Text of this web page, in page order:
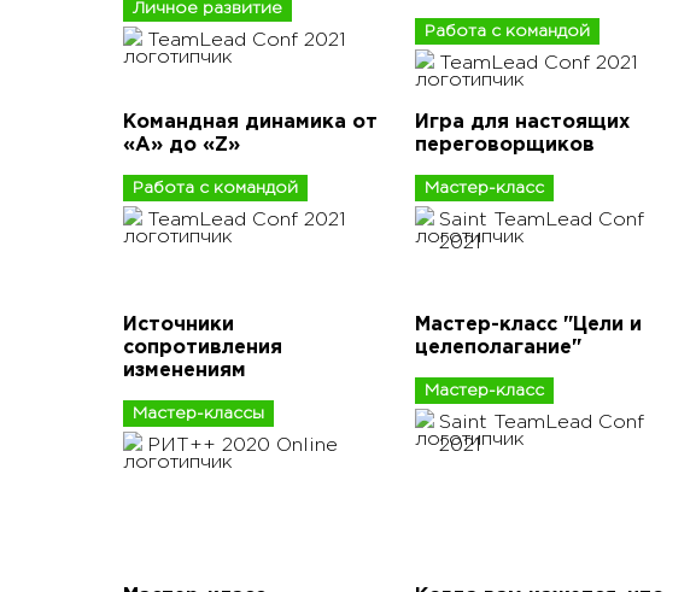
Личное развитие
TeamLead Conf 2021 Работа с командой
TeamLead Conf 2021
Командная динамика от
«A» до «Z»
Работа с командой
TeamLead Conf 2021
Игра для настоящих
переговорщиков
Мастер-класс
Saint TeamLead Conf
2021
Источники
сопротивления
изменениям
Мастер-классы
РИТ++ 2020 Online
Мастер-класс "Цели и
целеполагание"
Мастер-класс
Saint TeamLead Conf
2021